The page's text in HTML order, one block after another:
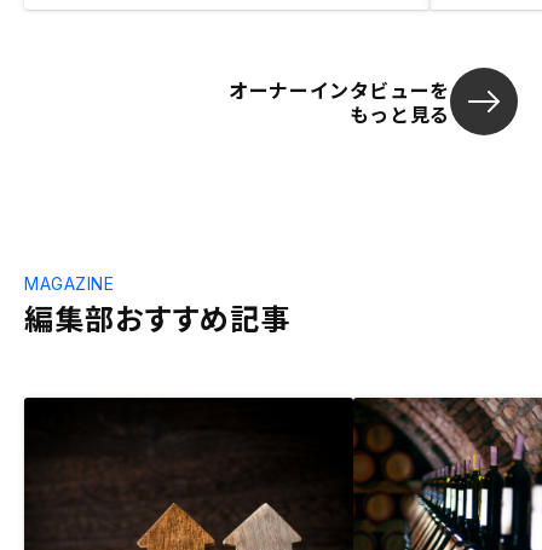
オーナーインタビューを
もっと見る
編集部おすすめ記事
MAGAZINE